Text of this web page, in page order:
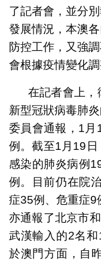
了記者會，並分
發展情況，本澳
防控工作，又強
會根據疫情變化調
在記者會上，
新型冠狀病毒肺
委員會通報，1月
例。截至1月19
感染的肺炎病例
例。目前仍在院
症35例、危重症9
亦通報了北京市
武漢輸入的2名
於澳門方面，自